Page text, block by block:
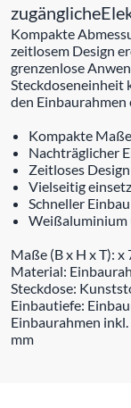
Kompakte
zeitlosem Design
grenzenlose
Steckdoseneinheit
den Einbaurahmen
Kompakte Maße
Nachträglicher
Zeitloses Design
Vielseitig
Schneller
Weißaluminium
Maße (B x H x T): x
Material:
Steckdose:
Einbautiefe:
Einbaurahmen
mm